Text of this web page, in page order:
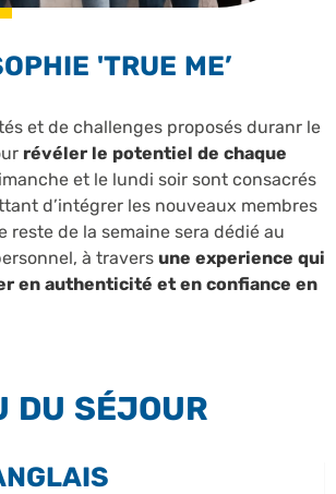
'TRUE ME’
et de challenges proposés duranr le
révéler le potentiel de chaque
et le lundi soir sont consacrés
d’intégrer les nouveaux membres
reste de la semaine sera dédié au
à travers une experience qui
en authenticité et en confiance en
DU SÉJOUR